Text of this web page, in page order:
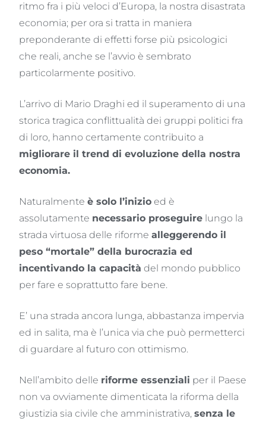
ritmo fra i più veloci d’Europa, la nostra disastrata
economia; per ora si tratta in maniera
preponderante di effetti forse più psicologici
che reali, anche se l’avvio è sembrato
particolarmente positivo.
L’arrivo di Mario Draghi ed il superamento di una
storica tragica conflittualità dei gruppi politici fra
di loro, hanno certamente contribuito a
migliorare il trend di evoluzione della nostra
economia.
Naturalmenteè solo l’inizio ed è
assolutamente necessario proseguire lungo la
strada virtuosa delle riformealleggerendo il
peso “mortale” della burocrazia ed
incentivando la capacità del mondo pubblico
per fare e soprattutto fare bene.
E’ una strada ancora lunga, abbastanza impervia
ed in salita, ma è l’unica via che può permetterci
di guardare al futuro con ottimismo.
Nell’ambito delle riforme essenziali per il Paese
non va ovviamente dimenticata la riforma della
giustizia sia civile che amministrativa,senza le